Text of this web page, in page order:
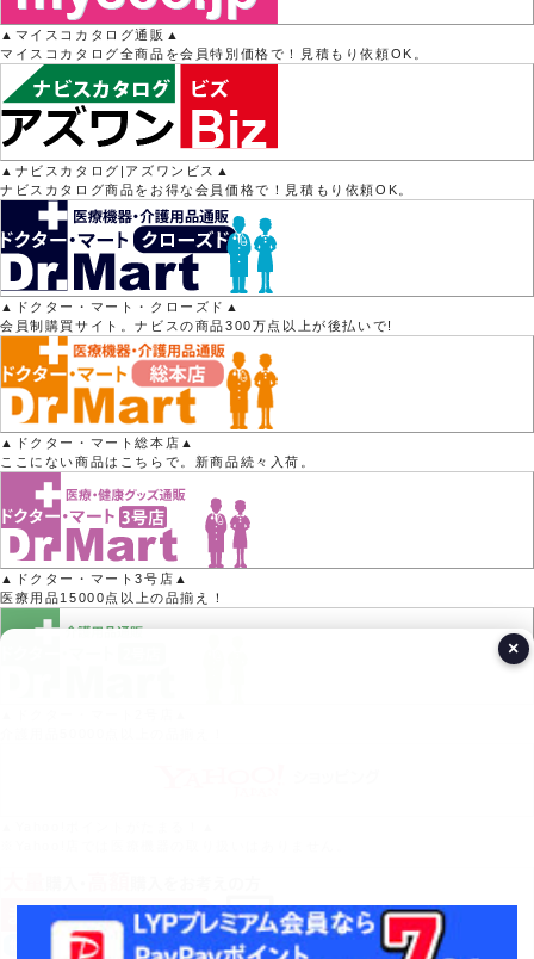
▲マイスコカタログ通販▲
マイスコカタログ全商品を会員特別価格で！見積もり依頼OK。
▲ナビスカタログ|アズワンビス▲
ナビスカタログ商品をお得な会員価格で！見積もり依頼OK。
▲ドクター・マート・クローズド▲
会員制購買サイト。ナビスの商品300万点以上が後払いで!
▲ドクター・マート総本店▲
ここにない商品はこちらで。新商品続々入荷。
▲ドクター・マート3号店▲
医療用品15000点以上の品揃え！
×